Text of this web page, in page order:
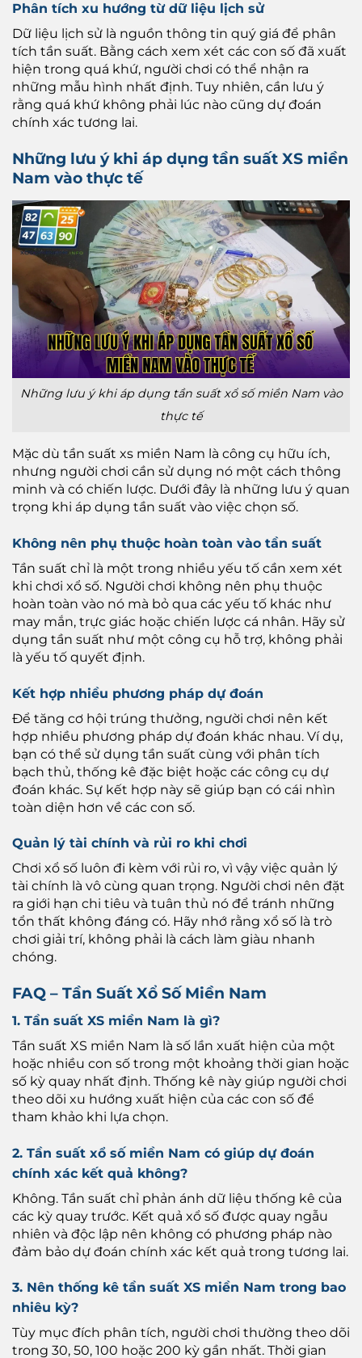
Phân tích xu hướng từ dữ liệu lịch sử
Dữ liệu lịch sử là nguồn thông tin quý giá để phân
tích tần suất. Bằng cách xem xét các con số đã xuất
hiện trong quá khứ, người chơi có thể nhận ra
những mẫu hình nhất định. Tuy nhiên, cần lưu ý
rằng quá khứ không phải lúc nào cũng dự đoán
chính xác tương lai.
Những lưu ý khi áp dụng tần suất XS miền
Nam vào thực tế
Những lưu ý khi áp dụng tần suất xổ số miền Nam vào
thực tế
Mặc dù tần suất xs miền Nam là công cụ hữu ích,
nhưng người chơi cần sử dụng nó một cách thông
minh và có chiến lược. Dưới đây là những lưu ý quan
trọng khi áp dụng tần suất vào việc chọn số.
Không nên phụ thuộc hoàn toàn vào tần suất
Tần suất chỉ là một trong nhiều yếu tố cần xem xét
khi chơi xổ số. Người chơi không nên phụ thuộc
hoàn toàn vào nó mà bỏ qua các yếu tố khác như
may mắn, trực giác hoặc chiến lược cá nhân. Hãy sử
dụng tần suất như một công cụ hỗ trợ, không phải
là yếu tố quyết định.
Kết hợp nhiều phương pháp dự đoán
Để tăng cơ hội trúng thưởng, người chơi nên kết
hợp nhiều phương pháp dự đoán khác nhau. Ví dụ,
bạn có thể sử dụng tần suất cùng với phân tích
bạch thủ, thống kê đặc biệt hoặc các công cụ dự
đoán khác. Sự kết hợp này sẽ giúp bạn có cái nhìn
toàn diện hơn về các con số.
Quản lý tài chính và rủi ro khi chơi
Chơi xổ số luôn đi kèm với rủi ro, vì vậy việc quản lý
tài chính là vô cùng quan trọng. Người chơi nên đặt
ra giới hạn chi tiêu và tuân thủ nó để tránh những
tổn thất không đáng có. Hãy nhớ rằng xổ số là trò
chơi giải trí, không phải là cách làm giàu nhanh
chóng.
FAQ – Tần Suất Xổ Số Miền Nam
1. Tần suất XS miền Nam là gì?
Tần suất XS miền Nam là số lần xuất hiện của một
hoặc nhiều con số trong một khoảng thời gian hoặc
số kỳ quay nhất định. Thống kê này giúp người chơi
theo dõi xu hướng xuất hiện của các con số để
tham khảo khi lựa chọn.
2. Tần suất xổ số miền Nam có giúp dự đoán
chính xác kết quả không?
Không. Tần suất chỉ phản ánh dữ liệu thống kê của
các kỳ quay trước. Kết quả xổ số được quay ngẫu
nhiên và độc lập nên không có phương pháp nào
đảm bảo dự đoán chính xác kết quả trong tương lai.
3. Nên thống kê tần suất XS miền Nam trong bao
nhiêu kỳ?
Tùy mục đích phân tích, người chơi thường theo dõi
trong 30, 50, 100 hoặc 200 kỳ gần nhất. Thời gian